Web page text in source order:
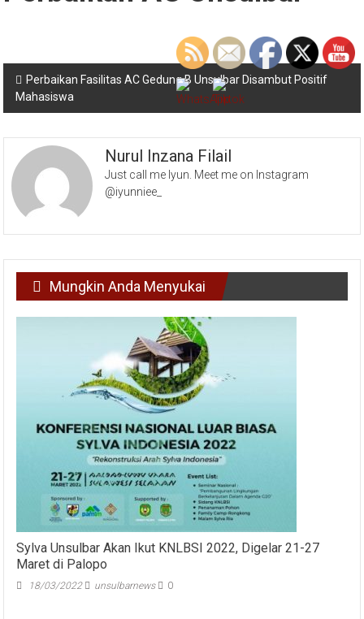
Navigasi
pos
Perbaikan Fasilitas AC Gedung B Unsulbar Disambut Positif
Mahasiswa
Nurul Inzana Filail
Just call me Iyun. Meet me on Instagram
@iyunniee_
Mungkin Anda Menyukai
Sylva Unsulbar Akan Ikut KNLBSI 2022, Digelar 21-27
Maret di Palopo
18/03/2022 unsulbarnews 0